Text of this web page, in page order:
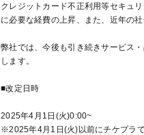
クレジットカード不正利用等セキュ
に必要な経費の上昇、また、近年の
弊社では、今後も引き続きサービス
します。
■改定日時
2025年4月1日(火)0:00~
※2025年4月1日(火)以前にチケプラ